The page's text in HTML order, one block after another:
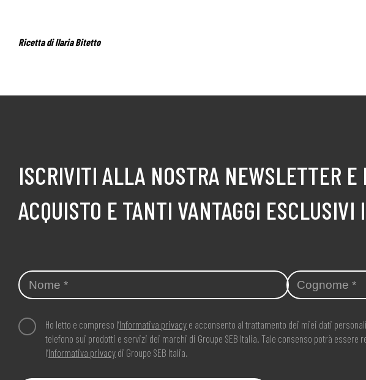
Ricetta di Ilaria Bitetto
ISCRIVITI ALLA NOSTRA NEWSLETTER
ACQUISTO E TANTI VANTAGGI
Ho letto e compreso l’Informativa privacy e acconsento al trattamento dei miei dati
telefono sui prodotti e servizi dei marchi di Groupe SEB Italia. Tale consenso potrà
l’Informativa privacy di Groupe SEB Italia.